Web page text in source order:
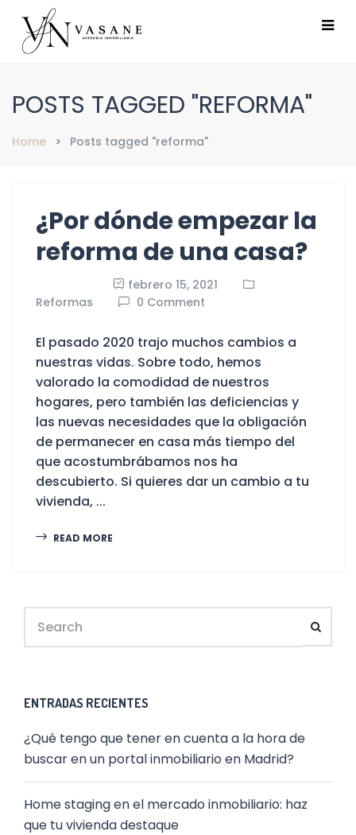
POSTS TAGGED "REFORMA"
Home Posts tagged "reforma"
¿Por dónde empezar la
reforma de una casa?
febrero 15, 2021
Reformas
0 Comment
El pasado 2020 trajo muchos cambios a
nuestras vidas. Sobre todo, hemos
valorado la comodidad de nuestros
hogares, pero también las deficiencias y
las nuevas necesidades que la obligación
de permanecer en casa más tiempo del
que acostumbrábamos nos ha
descubierto. Si quieres dar un cambio a tu
vivienda, ...
READ MORE
ENTRADAS RECIENTES
¿Qué tengo que tener en cuenta a la hora de
buscar en un portal inmobiliario en Madrid?
Home staging en el mercado inmobiliario: haz
que tu vivienda destaque